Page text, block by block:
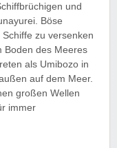
und
Böse
zu versenken
Boden des Meeres
als Umibozo in
auf dem Meer.
großen Wellen
immer